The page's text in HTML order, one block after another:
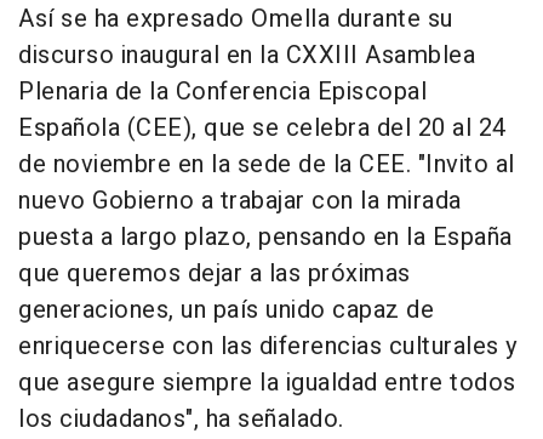
Así se ha expresado Omella durante su
discurso inaugural en la CXXIII Asamblea
Plenaria de la Conferencia Episcopal
Española (CEE), que se celebra del 20 al 24
de noviembre en la sede de la CEE. "Invito al
nuevo Gobierno a trabajar con la mirada
puesta a largo plazo, pensando en la España
que queremos dejar a las próximas
generaciones, un país unido capaz de
enriquecerse con las diferencias culturales y
que asegure siempre la igualdad entre todos
los ciudadanos", ha señalado.